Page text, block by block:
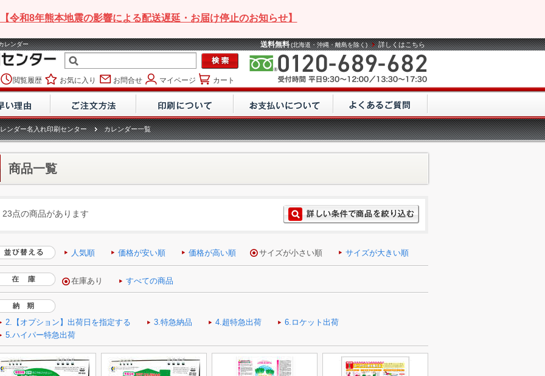
【令和8年熊本地震の影響による配送遅延・お届け停止のお知らせ】
レンダー 送料無料 (北海道・沖縄・離島を除く) 詳しくはこちら
閲覧履歴 お気に入り お問合せ マイページ カート
ンダー名入れ印刷センター カレンダー一覧
商品一覧
23点の商品があります
人気順 価格が安い順 価格が高い順 サイズが小さい順 サイズが大きい順